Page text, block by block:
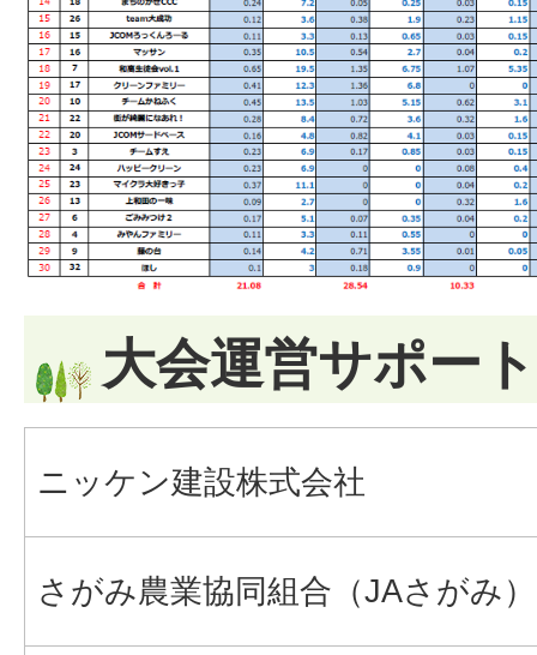
大会運営サポート
ニッケン建設株式会社
さがみ農業協同組合（JAさがみ）